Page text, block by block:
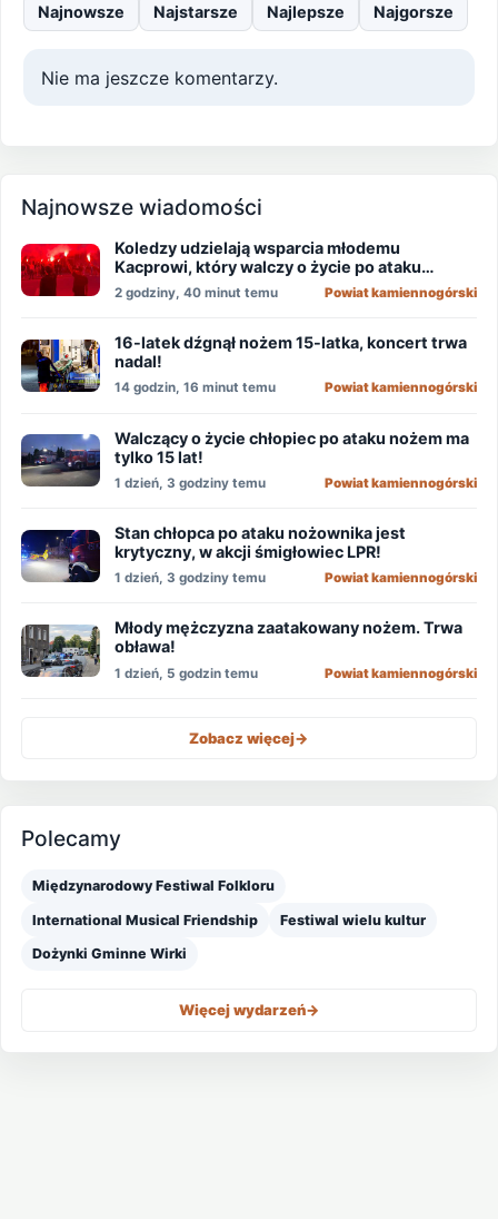
Najnowsze Najstarsze Najlepsze Najgorsze
Nie ma jeszcze komentarzy.
Najnowsze wiadomości
Koledzy udzielają wsparcia młodemu
Kacprowi, który walczy o życie po ataku
nożownika!
2 godziny, 40 minut temu Powiat kamiennogórski
16-latek dźgnął nożem 15-latka, koncert trwa
nadal!
14 godzin, 16 minut temu Powiat kamiennogórski
Walczący o życie chłopiec po ataku nożem ma
tylko 15 lat!
1 dzień, 3 godziny temu Powiat kamiennogórski
Stan chłopca po ataku nożownika jest
krytyczny, w akcji śmigłowiec LPR!
1 dzień, 3 godziny temu Powiat kamiennogórski
Młody mężczyzna zaatakowany nożem. Trwa
obława!
1 dzień, 5 godzin temu Powiat kamiennogórski
Zobacz więcej->
Polecamy
Międzynarodowy Festiwal Folkloru
International Musical Friendship Festiwal wielu kultur
Dożynki Gminne Wirki
Więcej wydarzeń->